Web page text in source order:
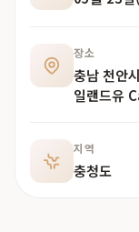
장소
충남 천안
일랜드유
지역
충청도